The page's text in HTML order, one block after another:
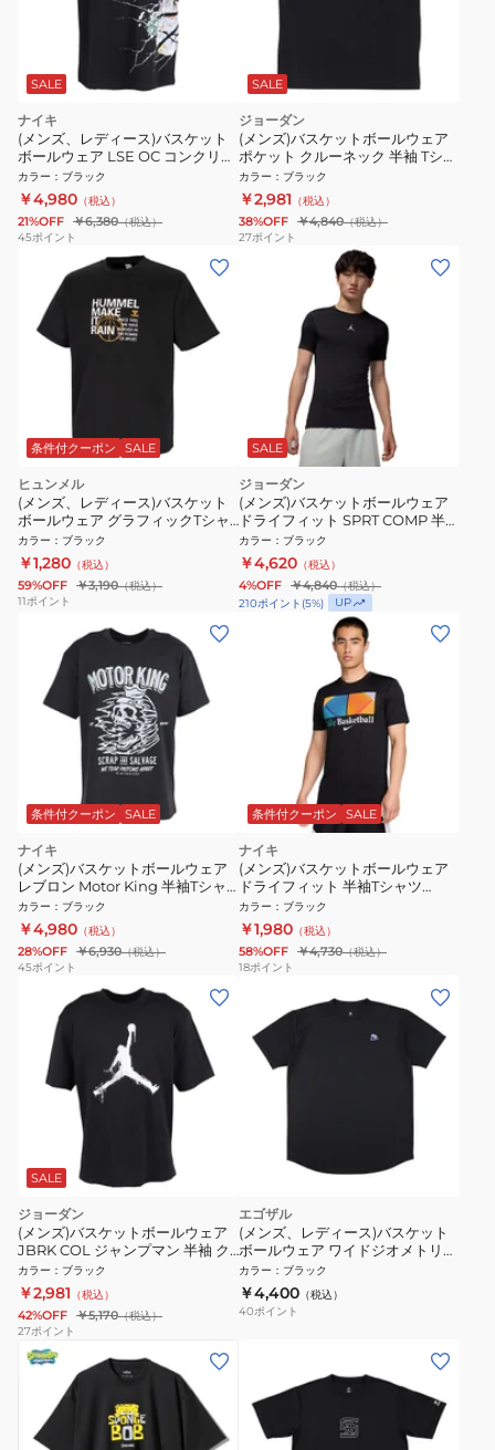
SALE
ナイキ
(メンズ、レディース)バスケット
ボールウェア LSE OC コンクリー
ト BA 半袖 Tシャツ II0680-010
カラー ： ブラック
￥4,980 （税込）
21%OFF ￥6,380（税込）
45ポイント
SALE
ジョーダン
(メンズ)バスケットボールウェア
ポケット クルーネック 半袖 Tシャ
ツ ブラック IF3069-010
カラー ： ブラック
￥2,981 （税込）
38%OFF ￥4,840（税込）
27ポイント
条件付クーポン SALE
ヒュンメル
(メンズ、レディース)バスケット
ボールウェア グラフィックTシャ
ツ HAPB4099XB-90
カラー ： ブラック
￥1,280 （税込）
59%OFF ￥3,190（税込）
11ポイント
SALE
ジョーダン
(メンズ)バスケットボールウェア
ドライフィット SPRT COMP 半袖
Tシャツ HV4099-010
カラー ： ブラック
￥4,620 （税込）
4%OFF ￥4,840（税込）
210ポイント (5%) UP
条件付クーポン SALE
ナイキ
(メンズ)バスケットボールウェア
レブロン Motor King 半袖Tシャ
ツ IH8559-045
カラー ： ブラック
￥4,980 （税込）
28%OFF ￥6,930（税込）
45ポイント
条件付クーポン SALE
ナイキ
(メンズ)バスケットボールウェア
ドライフィット 半袖Tシャツ
HJ3355-010
カラー ： ブラック
￥1,980 （税込）
58%OFF ￥4,730（税込）
18ポイント
SALE
ジョーダン
(メンズ)バスケットボールウェア
JBRK COL ジャンプマン 半袖 ク
ルーネックシャツ HQ8925-010
カラー ： ブラック
￥2,981 （税込）
42%OFF ￥5,170（税込）
27ポイント
エゴザル
(メンズ、レディース)バスケット
ボールウェア ワイドジオメトリッ
ク ソリッド 半袖Tシャツ
EZSS26UST004C001
カラー ： ブラック
￥4,400 （税込）
40ポイント